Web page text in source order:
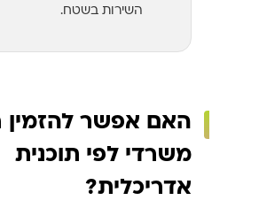
השירות בשטח.
האם אפשר להזמין
משרדי לפי תוכנית
אדריכלית?